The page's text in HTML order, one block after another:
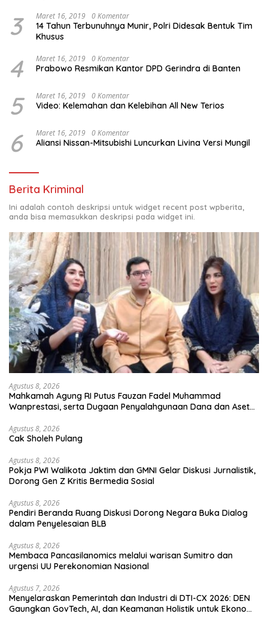
3 Maret 16, 2019 0 Komentar
14 Tahun Terbunuhnya Munir, Polri Didesak Bentuk Tim
Khusus
4 Maret 16, 2019 0 Komentar
Prabowo Resmikan Kantor DPD Gerindra di Banten
5 Maret 16, 2019 0 Komentar
Video: Kelemahan dan Kelebihan All New Terios
6 Maret 16, 2019 0 Komentar
Aliansi Nissan-Mitsubishi Luncurkan Livina Versi Mungil
Berita Kriminal
Ini adalah contoh deskripsi untuk widget recent post wpberita,
anda bisa memasukkan deskripsi pada widget ini.
Agustus 8, 2026
Mahkamah Agung RI Putus Fauzan Fadel Muhammad
Wanprestasi, serta Dugaan Penyalahgunaan Dana dan Aset
Agustus 8, 2026
Cak Sholeh Pulang
Agustus 8, 2026
Pokja PWI Walikota Jaktim dan GMNI Gelar Diskusi Jurnalistik,
Dorong Gen Z Kritis Bermedia Sosial
Agustus 8, 2026
Pendiri Beranda Ruang Diskusi Dorong Negara Buka Dialog
dalam Penyelesaian BLB
Agustus 8, 2026
Membaca Pancasilanomics melalui warisan Sumitro dan
urgensi UU Perekonomian Nasional
Agustus 7, 2026
Menyelaraskan Pemerintah dan Industri di DTI-CX 2026: DEN
Gaungkan GovTech, AI, dan Keamanan Holistik untuk Ekonomi